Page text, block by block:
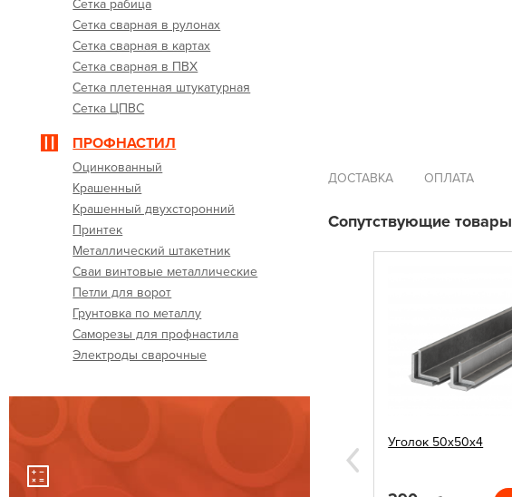
Сетка рабица
Сетка сварная в рулонах
Сетка сварная в картах
Сетка сварная в ПВХ
Сетка плетенная штукатурная
Сетка ЦПВС
ПРОФНАСТИЛ
Оцинкованный
Крашенный
Крашенный двухсторонний
Принтек
Металлический штакетник
Сваи винтовые металлические
Петли для ворот
Грунтовка по металлу
Саморезы для профнастила
Электроды сварочные
ДОСТАВКА ОПЛАТА
Сопутствующие товары
Уголок 50х50х4